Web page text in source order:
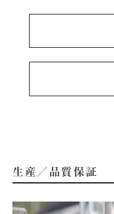
生産／品質保証